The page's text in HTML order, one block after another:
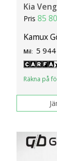
Kia
Pris85
Kamux
Mil: 5 944
Räkna på